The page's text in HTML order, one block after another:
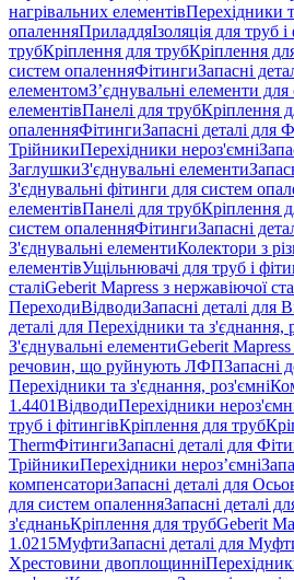
нагрівальних елементівПерехідники
опаленняПриладдяІзоляція для труб і
трубКріплення для трубКріплення
систем опаленняФітингиЗапасні
елементомЗ’єднувальні елементи
елементівПанелі для трубКріплення
опаленняФітингиЗапасні деталі для
ТрійникиПерехідники нероз'ємні
ЗаглушкиЗ'єднувальні елементи
З'єднувальні фітинги для систем
елементівПанелі для трубКріплення
систем опаленняФітингиЗапасні
З'єднувальні елементиКолектори з
елементівУщільнювачі для труб і
сталіGeberit Mapress з нержавіючої
ПереходиВідводиЗапасні деталі для
деталі для Перехідники та з'єднання,
З'єднувальні елементиGeberit Mapress
речовин, що руйнують ЛФПЗапасні
Перехідники та з'єднання, роз'ємні
1.4401ВідводиПерехідники
труб і фітингівКріплення для труб
ThermФітингиЗапасні деталі для
ТрійникиПерехідники нероз’ємні
компенсаториЗапасні деталі для
для систем опаленняЗапасні деталі
з'єднаньКріплення для трубGeberit
1.0215МуфтиЗапасні деталі для
Хрестовини двоплощинні